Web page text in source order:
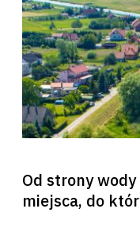
Od strony
miejsca, do